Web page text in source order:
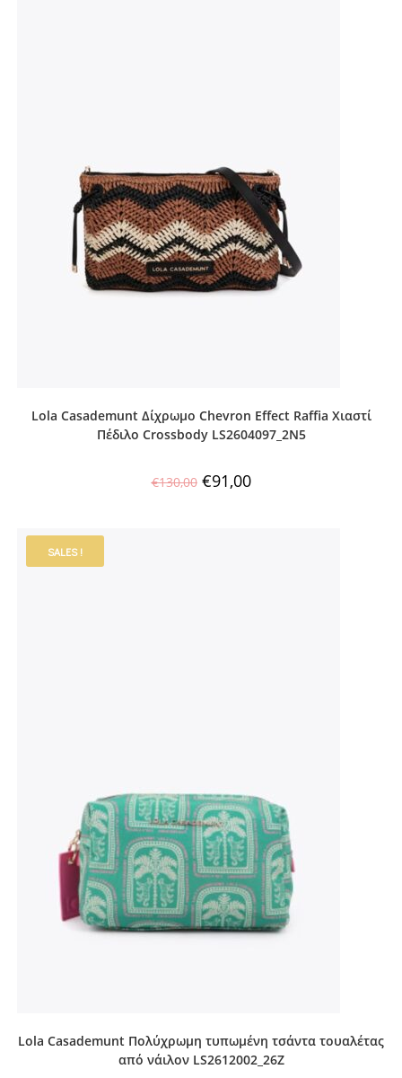
Lola Casademunt Δίχρωμο Chevron Effect Raffia Χιαστί
Πέδιλο Crossbody LS2604097_2N5
€130,00 €91,00
SALES !
Lola Casademunt Πολύχρωμη τυπωμένη τσάντα τουαλέτας
από νάιλον LS2612002_26Z